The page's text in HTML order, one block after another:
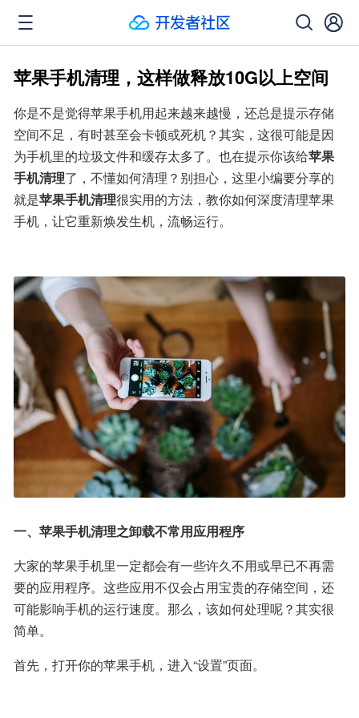
苹果手机清理，这样做释放10G以上空间
你是不是觉得苹果手机用起来越来越慢，还总是提示存储
空间不足，有时甚至会卡顿或死机？其实，这很可能是因
为手机里的垃圾文件和缓存太多了。也在提示你该给苹果
手机清理了，不懂如何清理？别担心，这里小编要分享的
就是苹果手机清理很实用的方法，教你如何深度清理苹果
手机，让它重新焕发生机，流畅运行。
一、苹果手机清理之卸载不常用应用程序
大家的苹果手机里一定都会有一些许久不用或早已不再需
要的应用程序。这些应用不仅会占用宝贵的存储空间，还
可能影响手机的运行速度。那么，该如何处理呢？其实很
简单。
首先，打开你的苹果手机，进入“设置”页面。